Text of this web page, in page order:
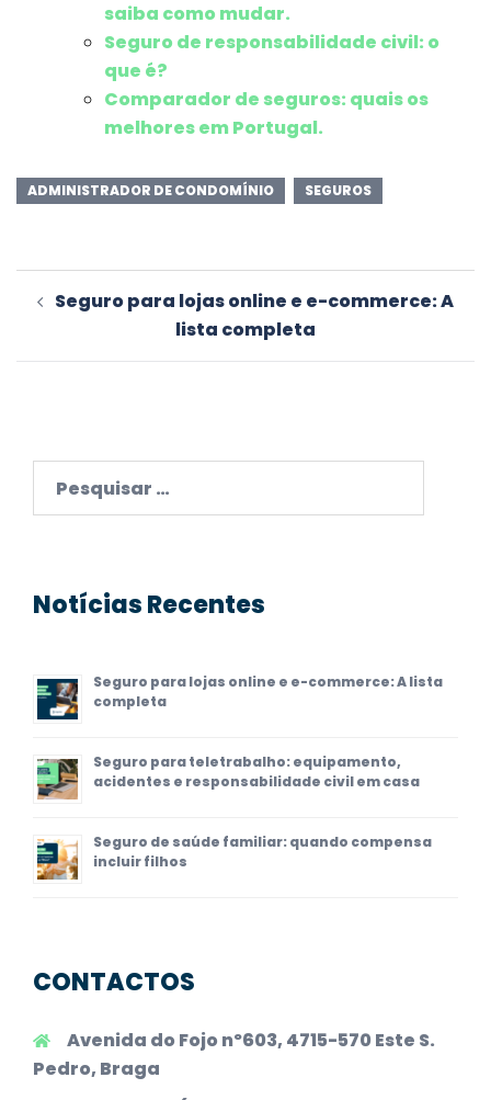
saiba como mudar.
Seguro de responsabilidade civil: o
que é?
Comparador de seguros: quais os
melhores em Portugal.
ADMINISTRADOR DE CONDOMÍNIO SEGUROS
de Seguro para lojas online e e-commerce: A
lista completa
por:
Notícias Recentes
Seguro para lojas online e e-commerce: A lista
completa
Seguro para teletrabalho: equipamento,
acidentes e responsabilidade civil em casa
Seguro de saúde familiar: quando compensa
incluir filhos
CONTACTOS
Avenida do Fojo nº603, 4715-570 Este S.
Pedro, Braga